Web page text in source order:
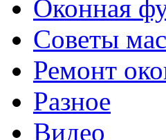
Оконная
Советы
Ремонт
Разное
Видео